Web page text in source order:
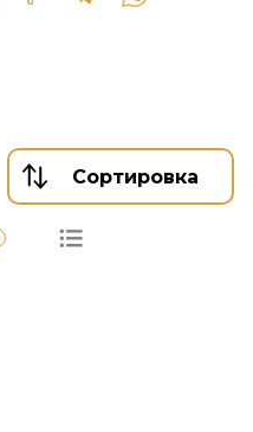
Сортировка